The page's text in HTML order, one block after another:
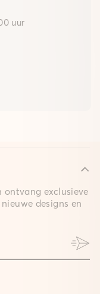
uur
ontvang exclusieve
designs en